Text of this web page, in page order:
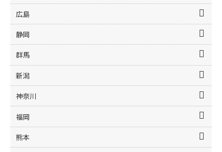
広島
静岡
群馬
新潟
神奈川
福岡
熊本